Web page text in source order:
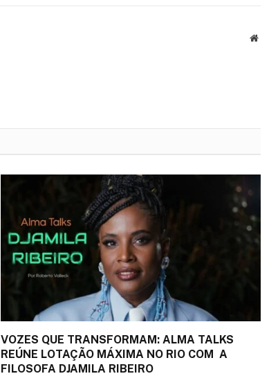
Site
VOZES QUE TRANSFORMAM: ALMA TALKS
REÚNE LOTAÇÃO MÁXIMA NO RIO COM A
FILOSOFA DJAMILA RIBEIRO